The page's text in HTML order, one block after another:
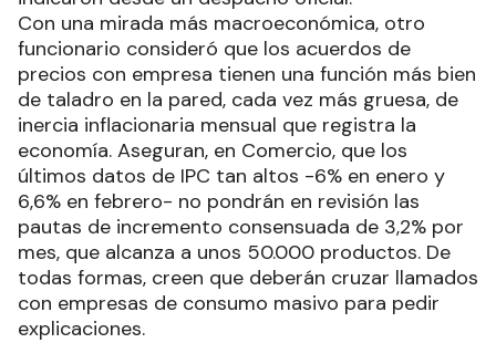
Con una mirada más macroeconómica, otro
funcionario consideró que los acuerdos de
precios con empresa tienen una función más bien
de taladro en la pared, cada vez más gruesa, de
inercia inflacionaria mensual que registra la
economía. Aseguran, en Comercio, que los
últimos datos de IPC tan altos -6% en enero y
6,6% en febrero- no pondrán en revisión las
pautas de incremento consensuada de 3,2% por
mes, que alcanza a unos 50.000 productos. De
todas formas, creen que deberán cruzar llamados
con empresas de consumo masivo para pedir
explicaciones.